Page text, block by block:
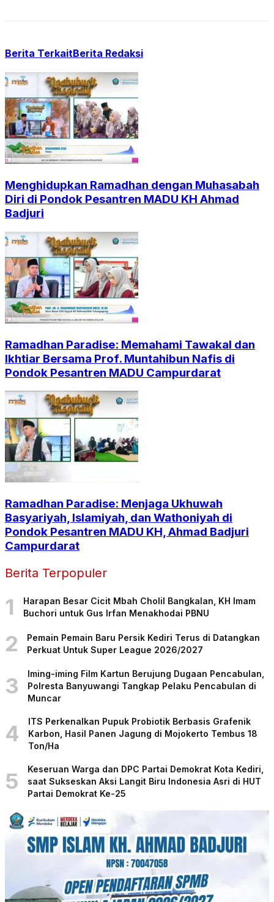
Berita TerkaitBerita Redaksi
Menghidupkan Ramadhan dengan Muhasabah
Diri di Pondok Pesantren MADU KH Ahmad
Badjuri
Ramadhan Paradise: Memahami Tawakal dan
Ikhtiar Bersama Prof. Muntahibun Nafis di
Pondok Pesantren MADU Campurdarat
Ramadhan Paradise: Menjaga Ukhuwah
Basyariyah, Islamiyah, dan Wathoniyah di
Pondok Pesantren MADU KH, Ahmad Badjuri
Campurdarat
Berita Terpopuler
1
Harapan Besar Cicit Mbah Cholil Bangkalan, KH Imam
Buchori untuk Gus Irfan Menakhodai PBNU
2
Pemain Pemain Baru Persik Kediri Terus di Datangkan
Perkuat Untuk Super League 2026/2027
3
Iming-iming Film Kartun Berujung Dugaan Pencabulan,
Polresta Banyuwangi Tangkap Pelaku Pencabulan di
Muncar
4
ITS Perkenalkan Pupuk Probiotik Berbasis Grafenik
Karbon, Hasil Panen Jagung di Mojokerto Tembus 18
Ton/Ha
5
Keseruan Warga dan DPC Partai Demokrat Kota Kediri,
saat Sukseskan Aksi Langit Biru Indonesia Asri di HUT
Partai Demokrat Ke-25